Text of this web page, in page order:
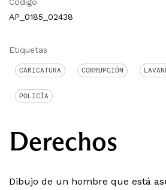
AP_0185_02438
Etiquetas
CARICATURA CORRUPCIÓN
POLICÍA
Derechos
Dibujo de un hombre que está